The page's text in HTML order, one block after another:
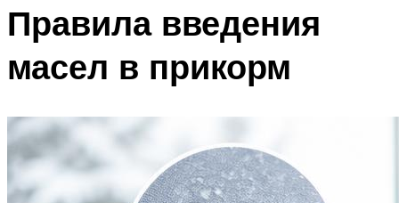
Правила введения
масел в прикорм